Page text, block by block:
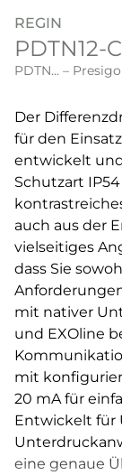
REGIN
PDTN12-C
PDTN... –
Der
für den
entwickelt
Schutzart
auch aus der
vielseitiges
dass Sie
mit nativer
und EXOline
mit
20 mA für
Entwickelt für
eine genaue